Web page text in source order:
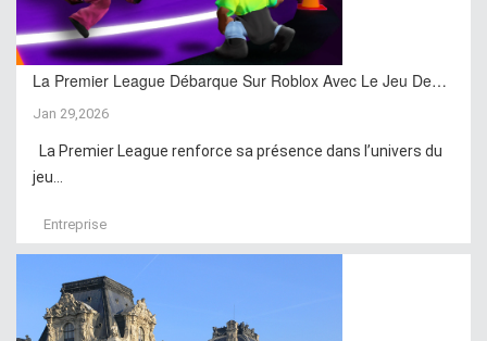
La Premier League Débarque Sur Roblox Avec Le Jeu De…
Jan 29,2026
La Premier League renforce sa présence dans l’univers du
jeu...
Entreprise